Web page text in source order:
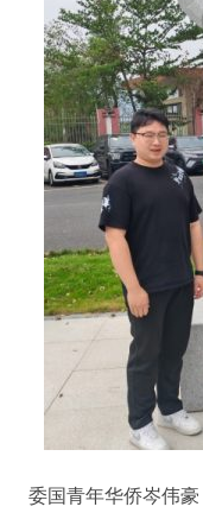
委国青年华侨岑伟